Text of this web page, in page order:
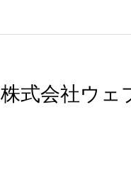
株式会社ウェ